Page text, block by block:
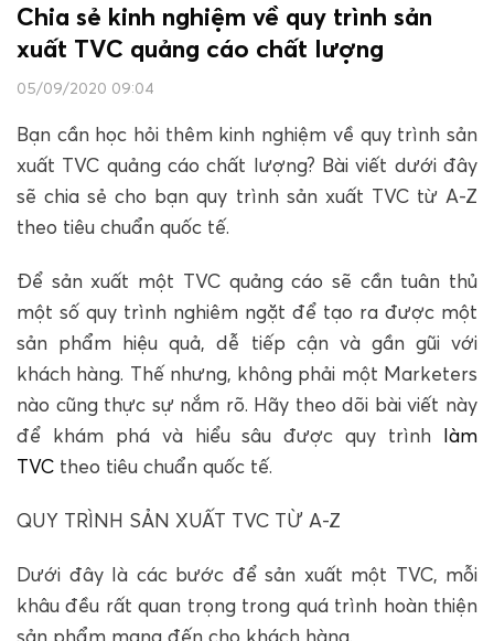
Chia sẻ kinh nghiệm về quy trình sản
xuất TVC quảng cáo chất lượng
05/09/2020 09:04
Bạn cần học hỏi thêm kinh nghiệm về quy trình sản
xuất TVC quảng cáo chất lượng? Bài viết dưới đây
sẽ chia sẻ cho bạn quy trình sản xuất TVC từ A-Z
theo tiêu chuẩn quốc tế.
Để sản xuất một TVC quảng cáo sẽ cần tuân thủ
một số quy trình nghiêm ngặt để tạo ra được một
sản phẩm hiệu quả, dễ tiếp cận và gần gũi với
khách hàng. Thế nhưng, không phải một Marketers
nào cũng thực sự nắm rõ. Hãy theo dõi bài viết này
để khám phá và hiểu sâu được quy trình làm
TVC theo tiêu chuẩn quốc tế.
QUY TRÌNH SẢN XUẤT TVC TỪ A-Z
Dưới đây là các bước để sản xuất một TVC, mỗi
khâu đều rất quan trọng trong quá trình hoàn thiện